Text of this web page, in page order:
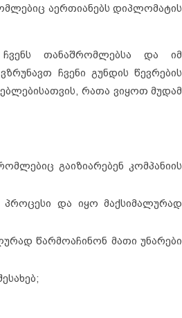
აერთიანებს დიპლომატის
თანაშრომლებსა და იმ
ჩვენი გუნდის წევრების
რათა ვიყოთ მუდამ
გაიზიარებენ კომპანიის
და იყო მაქსიმალურად
წარმოაჩინონ მათი უნარები